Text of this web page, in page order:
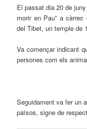
El passat dia 20 de
morir en Pau” a
del Tibet, un temple de
Va començar indicant
persones com els
Seguidament va fer un
països, signe de